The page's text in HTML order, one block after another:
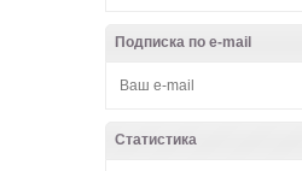
Подписка по e-mail
Статистика